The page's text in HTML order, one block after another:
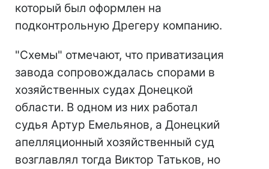
который был оформлен на
подконтрольную Дрегеру компанию.
"Схемы" отмечают, что приватизация
завода сопровождалась спорами в
хозяйственных судах Донецкой
области. В одном из них работал
судья Артур Емельянов, а Донецкий
апелляционный хозяйственный суд
возглавлял тогда Виктор Татьков, но